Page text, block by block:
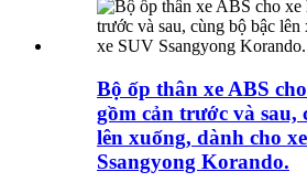
Bộ ốp thân xe ABS
gồm cản trước và sau,
lên xuống, dành cho
Ssangyong Korando.